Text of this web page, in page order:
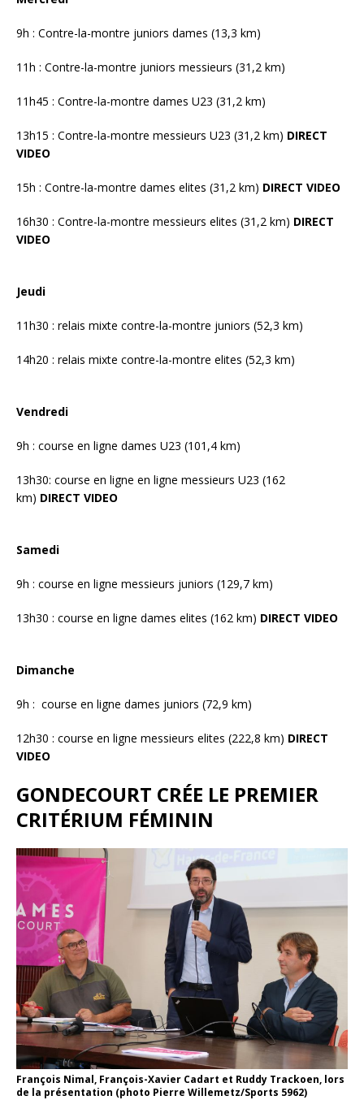
9h : Contre-la-montre juniors dames (13,3 km)
11h : Contre-la-montre juniors messieurs (31,2 km)
11h45 : Contre-la-montre dames U23 (31,2 km)
13h15 : Contre-la-montre messieurs U23 (31,2 km) DIRECT
VIDEO
15h : Contre-la-montre dames elites (31,2 km) DIRECT VIDEO
16h30 : Contre-la-montre messieurs elites (31,2 km) DIRECT
VIDEO
Jeudi
11h30 : relais mixte contre-la-montre juniors (52,3 km)
14h20 : relais mixte contre-la-montre elites (52,3 km)
Vendredi
9h : course en ligne dames U23 (101,4 km)
13h30: course en ligne en ligne messieurs U23 (162
km) DIRECT VIDEO
Samedi
9h : course en ligne messieurs juniors (129,7 km)
13h30 : course en ligne dames elites (162 km) DIRECT VIDEO
Dimanche
9h : course en ligne dames juniors (72,9 km)
12h30 : course en ligne messieurs elites (222,8 km) DIRECT
VIDEO
GONDECOURT CRÉE LE PREMIER
CRITÉRIUM FÉMININ
François Nimal, François-Xavier Cadart et Ruddy Trackoen, lors
de la présentation (photo Pierre Willemetz/Sports 5962)